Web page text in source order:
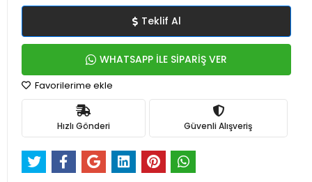
Teklif Al
WHATSAPP İLE SİPARİŞ VER
Favorilerime ekle
Hızlı Gönderi Güvenli Alışveriş